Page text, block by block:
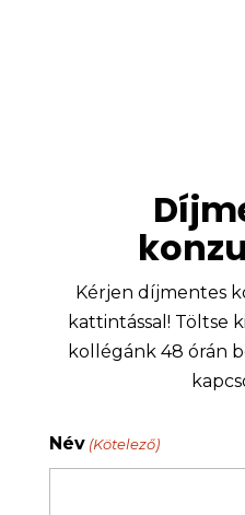
Kérjen díjmentes
kattintással! Töltse
kollégánk 48 órán
Név (Kötelező)